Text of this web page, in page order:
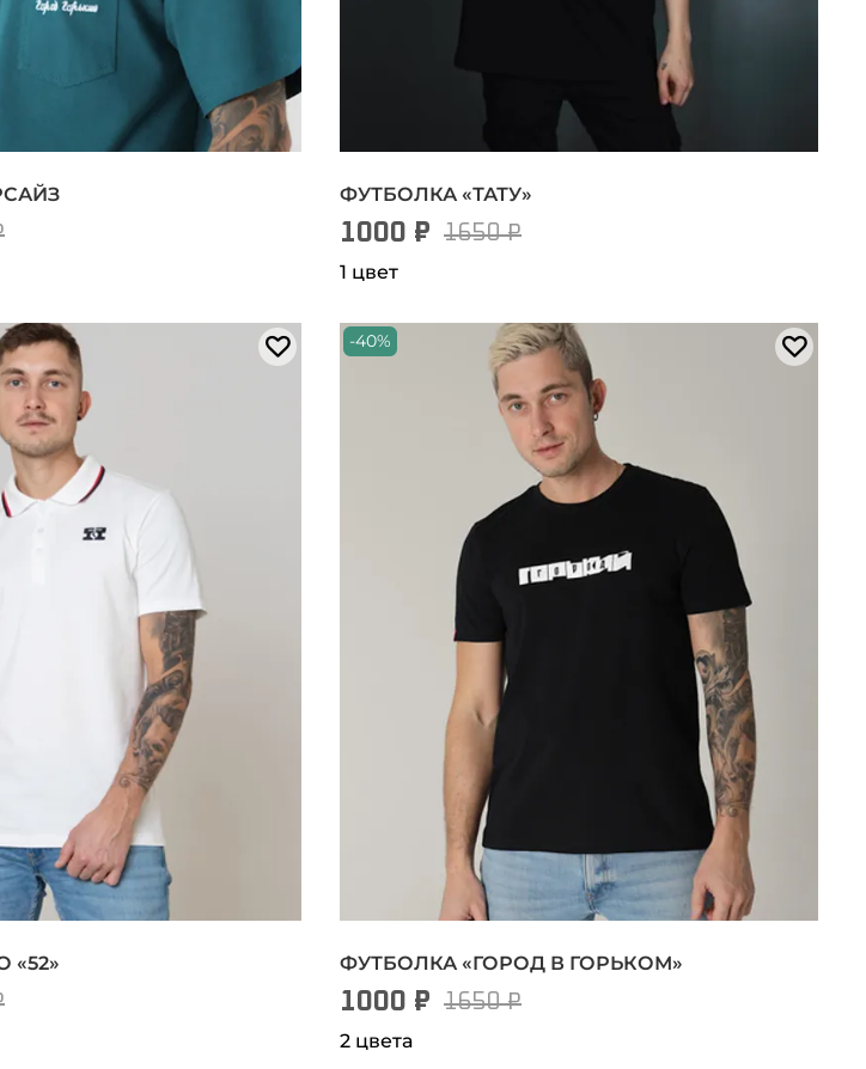
ФУТБОЛКА «ТАТУ»
1000 ₽ 1650 ₽
1 цвет
-40%
ФУТБОЛКА «ГОРОД В ГОРЬКОМ»
1000 ₽ 1650 ₽
2 цвета